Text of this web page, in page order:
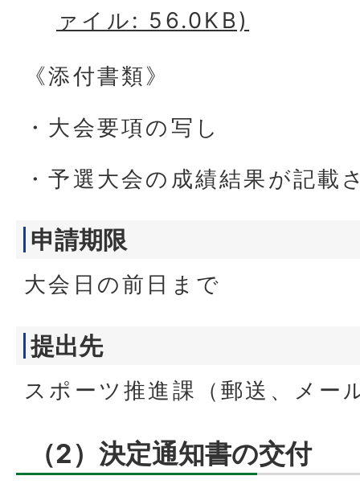
ァイル: 56.0KB)
《添付書類》
・大会要項の写し
・予選大会の成績結果が記載
申請期限
大会日の前日まで
提出先
スポーツ推進課（郵送、メー
（2）決定通知書の交付